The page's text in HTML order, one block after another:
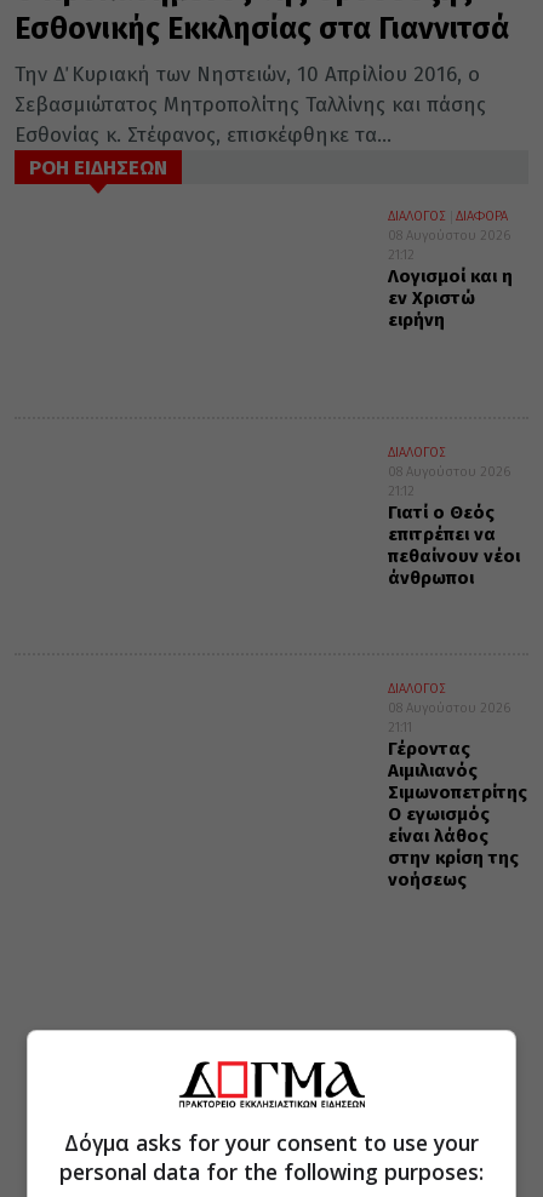
Εσθονικής Εκκλησίας στα Γιαννιτσά
Την Δ΄ Κυριακή των Νηστειών, 10 Απρίλίου 2016, ο
Σεβασμιώτατος Μητροπολίτης Ταλλίνης και πάσης
Εσθονίας κ. Στέφανος, επισκέφθηκε τα...
ΡΟΗ ΕΙΔΗΣΕΩΝ
ΔΙΑΛΟΓΟΣ
ΔΙΑΦΟΡΑ
08 Αυγούστου 2026
21:12
Λογισμοί και η
εν Χριστώ
ειρήνη
ΔΙΑΛΟΓΟΣ
08 Αυγούστου 2026
21:12
Γιατί ο Θεός
επιτρέπει να
πεθαίνουν νέοι
άνθρωποι
ΔΙΑΛΟΓΟΣ
08 Αυγούστου 2026
21:11
Γέροντας
Αιμιλιανός
Σιμωνοπετρίτης:
Ο εγωισμός
είναι λάθος
στην κρίση της
νοήσεως
Δόγμα asks for your consent to use your
personal data for the following purposes: